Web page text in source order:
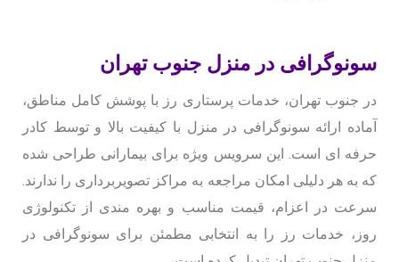
سونوگرافی در منزل جنوب تهران
در جنوب تهران، خدمات پرستاری رز با پوشش کامل مناطق،
آماده ارائه سونوگرافی در منزل با کیفیت بالا و توسط کادر
حرفه ای است. این سرویس ویژه برای بیمارانی طراحی شده
که به هر دلیلی امکان مراجعه به مراکز تصویربرداری را ندارند.
سرعت در اعزام، قیمت مناسب و بهره مندی از تکنولوژی
روز، خدمات رز را به انتخابی مطمئن برای سونوگرافی در